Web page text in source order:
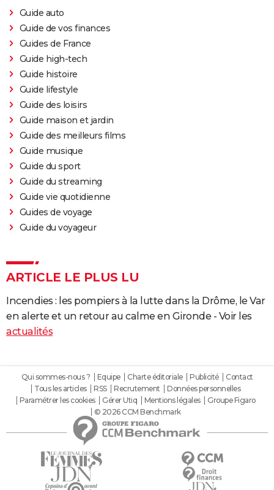
Guide auto
Guide de vos finances
Guides de France
Guide high-tech
Guide histoire
Guide lifestyle
Guide des loisirs
Guide maison et jardin
Guide des meilleurs films
Guide musique
Guide du sport
Guide du streaming
Guide vie quotidienne
Guides de voyage
Guide du voyageur
ARTICLE LE PLUS LU
Incendies : les pompiers à la lutte dans la Drôme, le Var
en alerte et un retour au calme en Gironde - Voir les
actualités
Qui sommes-nous ? Equipe Charte éditoriale Publicité
Contact
Tous les articles
RSS Recrutement
Données personnelles
Paramétrer les cookies
Gérer Utiq Mentions légales
Groupe Figaro
© 2026 CCM Benchmark